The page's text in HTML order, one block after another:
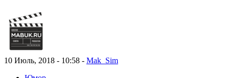
10 Июль, 2018 - 10:58 - Mak_Sim